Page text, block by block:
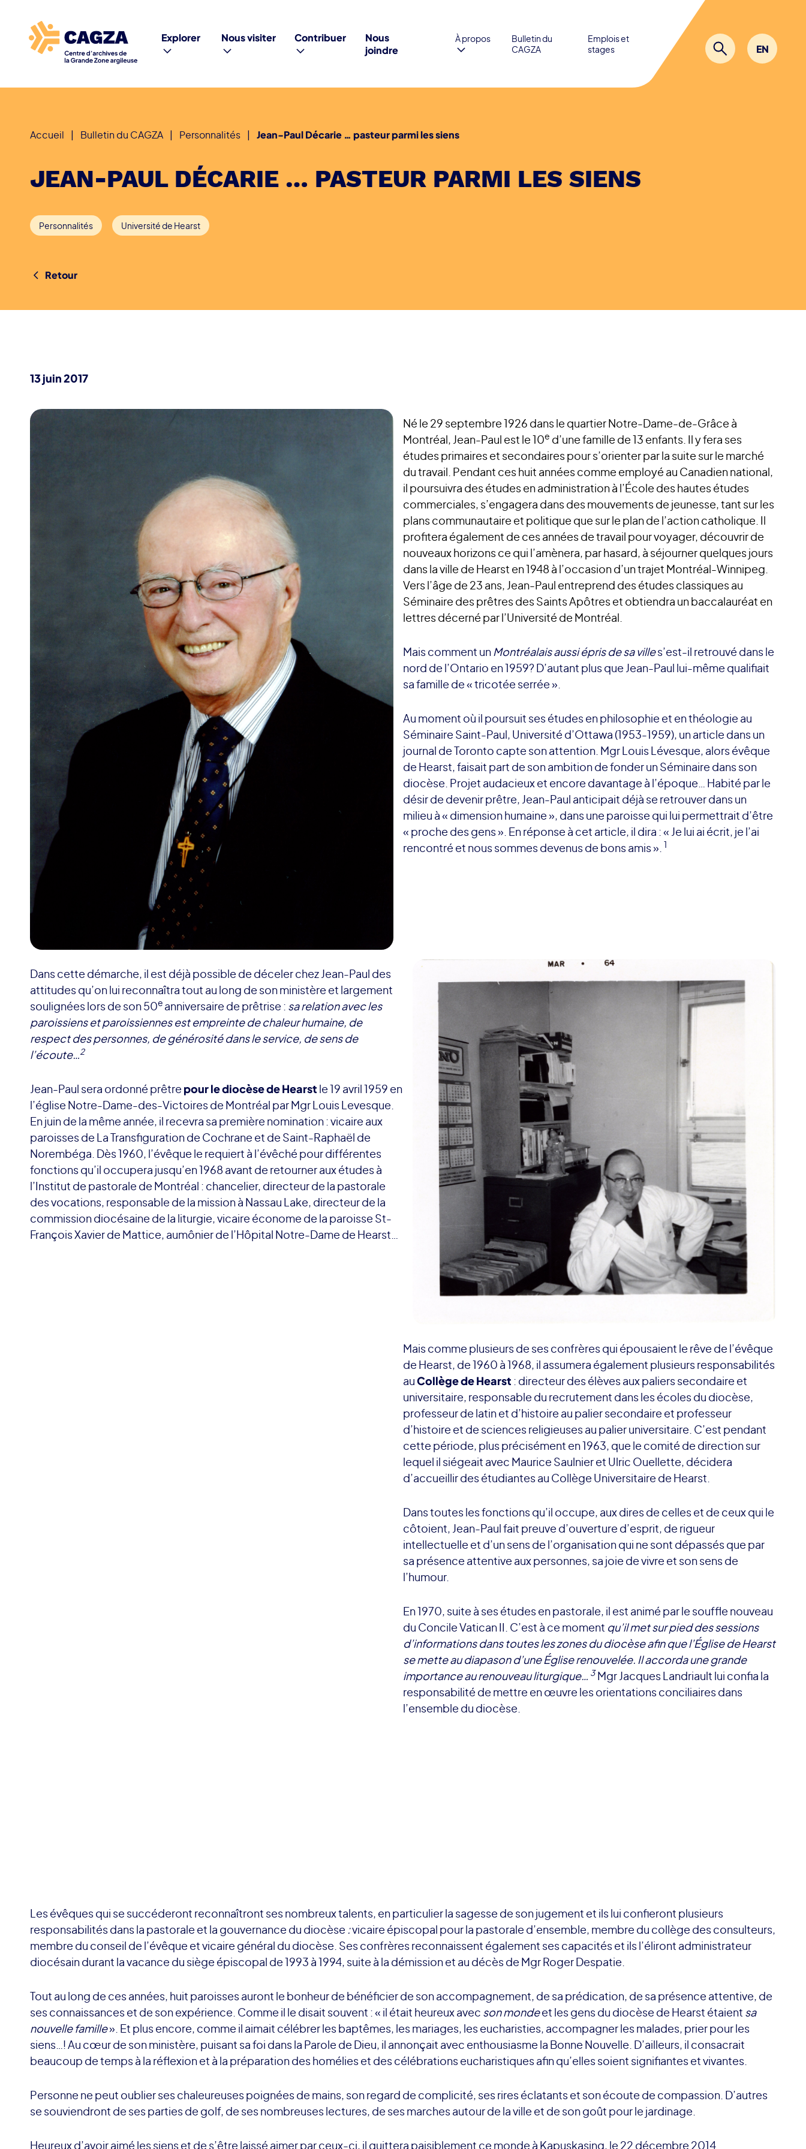
Explorer Nous visiter Contribuer
Nous
joindre
À propos
Bulletin du
CAGZA
Emplois et
stages
EN
Accueil | Bulletin du CAGZA | Personnalités | Jean-Paul Décarie … pasteur parmi les siens
JEAN-PAUL DÉCARIE … PASTEUR PARMI LES SIENS
Personnalités Université de Hearst
Retour
13 juin 2017
Né le 29 septembre 1926 dans le quartier Notre-Dame-de-Grâce à
Montréal, Jean-Paul est le 10e d’une famille de 13 enfants. Il y fera ses
études primaires et secondaires pour s’orienter par la suite sur le marché
du travail. Pendant ces huit années comme employé au Canadien national,
il poursuivra des études en administration à l’École des hautes études
commerciales, s’engagera dans des mouvements de jeunesse, tant sur les
plans communautaire et politique que sur le plan de l’action catholique. Il
profitera également de ces années de travail pour voyager, découvrir de
nouveaux horizons ce qui l’amènera, par hasard, à séjourner quelques jours
dans la ville de Hearst en 1948 à l’occasion d’un trajet Montréal-Winnipeg.
Vers l’âge de 23 ans, Jean-Paul entreprend des études classiques au
Séminaire des prêtres des Saints Apôtres et obtiendra un baccalauréat en
lettres décerné par l’Université de Montréal.
Mais comment un Montréalais aussi épris de sa villes’est-il retrouvé dans le
nord de l’Ontario en 1959? D’autant plus que Jean-Paul lui-même qualifiait
sa famille de « tricotée serrée ».
Au moment où il poursuit ses études en philosophie et en théologie au
Séminaire Saint-Paul, Université d’Ottawa (1953-1959), un article dans un
journal de Toronto capte son attention. Mgr Louis Lévesque, alors évêque
de Hearst, faisait part de son ambition de fonder un Séminaire dans son
diocèse. Projet audacieux et encore davantage à l’époque… Habité par le
désir de devenir prêtre, Jean-Paul anticipait déjà se retrouver dans un
milieu à « dimension humaine », dans une paroisse qui lui permettrait d’être
« proche des gens ». En réponse à cet article, il dira : « Je lui ai écrit, je l’ai
rencontré et nous sommes devenus de bons amis ». 1
Dans cette démarche, il est déjà possible de déceler chez Jean-Paul des
attitudes qu’on lui reconnaîtra tout au long de son ministère et largement
soulignées lors de son 50e anniversaire de prêtrise : sa relation avec les
paroissiens et paroissiennes est empreinte de chaleurhumaine, de
respect des personnes, de générosité dans le service, de sens de
l’écoute…2
Jean-Paul sera ordonné prêtre pourle diocèse de Hearst le 19 avril 1959 en
l’église Notre-Dame-des-Victoires de Montréal par Mgr Louis Levesque.
En juin de la même année, il recevra sa première nomination : vicaire aux
paroisses de La Transfiguration de Cochrane et de Saint-Raphaël de
Norembéga. Dès 1960, l’évêque le requiert à l’évêché pour différentes
fonctions qu’il occupera jusqu’en 1968 avant de retourner aux études à
l’Institut de pastorale de Montréal : chancelier, directeur de la pastorale
des vocations, responsable de la mission à Nassau Lake, directeur de la
commission diocésaine de la liturgie, vicaire économe de la paroisse St-
François Xavier de Mattice, aumônier de l’Hôpital Notre-Dame de Hearst…
Mais comme plusieurs de ses confrères qui épousaient le rêve de l’évêque
de Hearst, de 1960 à 1968, il assumera également plusieurs responsabilités
auCollège de Hearst : directeur des élèves aux paliers secondaire et
universitaire, responsable du recrutement dans les écoles du diocèse,
professeur de latin et d’histoire au palier secondaire et professeur
d’histoire et de sciences religieuses au palier universitaire. C’est pendant
cette période, plus précisément en 1963, que le comité de direction sur
lequel il siégeait avec Maurice Saulnier et Ulric Ouellette, décidera
d’accueillir des étudiantes au Collège Universitaire de Hearst.
Dans toutes les fonctions qu’il occupe, aux dires de celles et de ceux qui le
côtoient, Jean-Paul fait preuve d’ouverture d’esprit, de rigueur
intellectuelle et d’un sens de l’organisation qui ne sont dépassés que par
sa présence attentive aux personnes, sa joie de vivre et son sens de
l’humour.
En 1970, suite à ses études en pastorale, il est animé par le souffle nouveau
du Concile Vatican II. C’est à ce moment qu’il met sur pied des sessions
d’informations dans toutes les zones du diocèse afin que l’Église de Hearst
se mette au diapason d’une Église renouvelée. Il accorda une grande
importance au renouveau liturgique… 3Mgr Jacques Landriault lui confia la
responsabilité de mettre en œuvre les orientations conciliaires dans
l’ensemble du diocèse.
Les évêques qui se succéderont reconnaîtront ses nombreux talents, en particulier la sagesse de son jugement et ils lui confieront plusieurs
responsabilités dans la pastorale et la gouvernance du diocèse :vicaire épiscopal pour la pastorale d’ensemble, membre du collège des consulteurs,
membre du conseil de l’évêque et vicaire général du diocèse. Ses confrères reconnaissent également ses capacités et ils l’éliront administrateur
diocésain durant la vacance du siège épiscopal de 1993 à 1994, suite à la démission et au décès de Mgr Roger Despatie.
Tout au long de ces années, huit paroisses auront le bonheur de bénéficier de son accompagnement, de sa prédication, de sa présence attentive, de
ses connaissances et de son expérience. Comme il le disait souvent : « il était heureux avec son mondeet les gens du diocèse de Hearst étaient sa
nouvelle famille». Et plus encore, comme il aimait célébrer les baptêmes, les mariages, les eucharisties, accompagner les malades, prier pour les
siens…! Au cœur de son ministère, puisant sa foi dans la Parole de Dieu, il annonçait avec enthousiasme la Bonne Nouvelle. D’ailleurs, il consacrait
beaucoup de temps à la réflexion et à la préparation des homélies et des célébrations eucharistiques afin qu’elles soient signifiantes et vivantes.
Personne ne peut oublier ses chaleureuses poignées de mains, son regard de complicité, ses rires éclatants et son écoute de compassion. D’autres
se souviendront de ses parties de golf, de ses nombreuses lectures, de ses marches autour de la ville et de son goût pour le jardinage.
Heureux d’avoir aimé les siens et de s’être laissé aimer par ceux-ci, il quittera paisiblement ce monde à Kapuskasing, le 22 décembre 2014.